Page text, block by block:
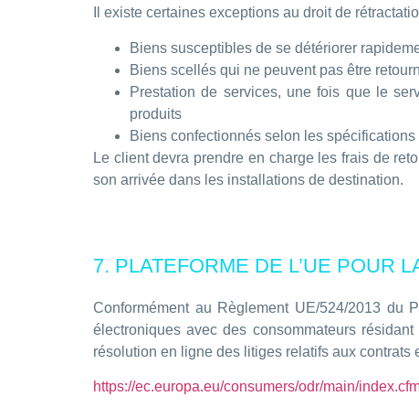
Il existe certaines exceptions au droit de
Biens susceptibles de se détériorer
Biens scellés qui ne peuvent pas être
Prestation de services, une fois que le
produits
Biens confectionnés selon les
Le client devra prendre en charge les frais de
son arrivée dans les installations de destination.
7. PLATEFORME DE L’UE POUR
Conformément au Règlement UE/524/2013 du
électroniques avec des consommateurs
résolution en ligne des litiges relatifs aux contrats
https://ec.europa.eu/consumers/odr/main/